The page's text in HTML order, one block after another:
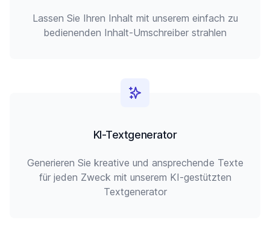
Lassen Sie Ihren Inhalt mit unserem einfach zu
bedienenden Inhalt-Umschreiber strahlen
KI-Textgenerator
Generieren Sie kreative und ansprechende Texte
für jeden Zweck mit unserem KI-gestützten
Textgenerator